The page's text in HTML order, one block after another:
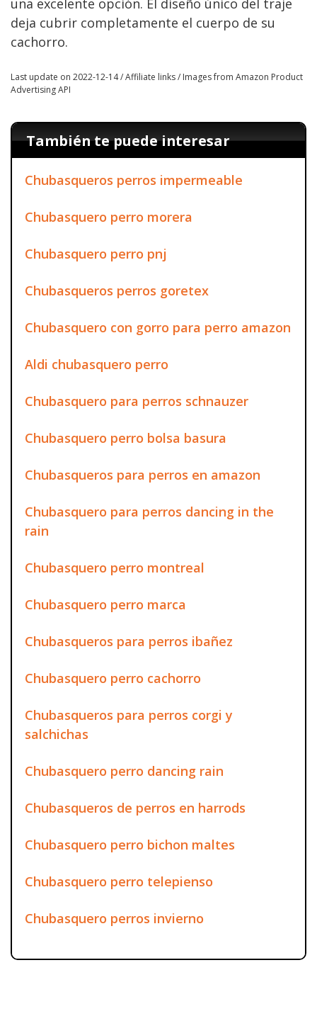
una excelente opción. El diseño único del traje
deja cubrir completamente el cuerpo de su
cachorro.
Last update on 2022-12-14 / Affiliate links / Images from Amazon Product
Advertising API
También te puede interesar
Chubasqueros perros impermeable
Chubasquero perro morera
Chubasquero perro pnj
Chubasqueros perros goretex
Chubasquero con gorro para perro amazon
Aldi chubasquero perro
Chubasquero para perros schnauzer
Chubasquero perro bolsa basura
Chubasqueros para perros en amazon
Chubasquero para perros dancing in the
rain
Chubasquero perro montreal
Chubasquero perro marca
Chubasqueros para perros ibañez
Chubasquero perro cachorro
Chubasqueros para perros corgi y
salchichas
Chubasquero perro dancing rain
Chubasqueros de perros en harrods
Chubasquero perro bichon maltes
Chubasquero perro telepienso
Chubasquero perros invierno